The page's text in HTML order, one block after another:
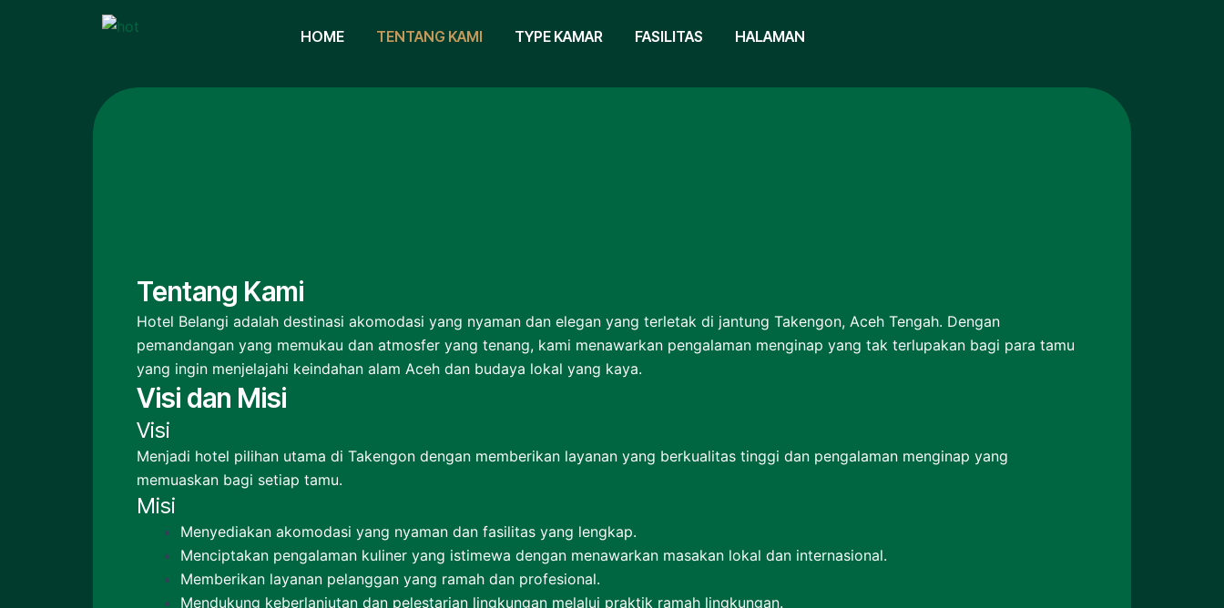
HOME TENTANG KAMI TYPE KAMAR FASILITAS HALAMAN
Tentang Kami
Hotel Belangi adalah destinasi akomodasi yang nyaman dan elegan yang terletak di jantung Takengon, Aceh Tengah. Dengan
pemandangan yang memukau dan atmosfer yang tenang, kami menawarkan pengalaman menginap yang tak terlupakan bagi para tamu
yang ingin menjelajahi keindahan alam Aceh dan budaya lokal yang kaya.
Visi dan Misi
Visi
Menjadi hotel pilihan utama di Takengon dengan memberikan layanan yang berkualitas tinggi dan pengalaman menginap yang
memuaskan bagi setiap tamu.
Misi
Menyediakan akomodasi yang nyaman dan fasilitas yang lengkap.
Menciptakan pengalaman kuliner yang istimewa dengan menawarkan masakan lokal dan internasional.
Memberikan layanan pelanggan yang ramah dan profesional.
Mendukung keberlanjutan dan pelestarian lingkungan melalui praktik ramah lingkungan.